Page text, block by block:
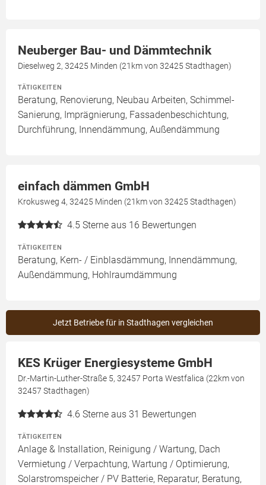
Neuberger Bau- und Dämmtechnik
Dieselweg 2, 32425 Minden (21km von 32425 Stadthagen)
TÄTIGKEITEN
Beratung, Renovierung, Neubau Arbeiten, Schimmel-
Sanierung, Imprägnierung, Fassadenbeschichtung,
Durchführung, Innendämmung, Außendämmung
einfach dämmen GmbH
Krokusweg 4, 32425 Minden (21km von 32425 Stadthagen)
4.5 Sterne aus 16 Bewertungen
TÄTIGKEITEN
Beratung, Kern- / Einblasdämmung, Innendämmung,
Außendämmung, Hohlraumdämmung
Jetzt Betriebe für in Stadthagen vergleichen
KES Krüger Energiesysteme GmbH
Dr.-Martin-Luther-Straße 5, 32457 Porta Westfalica (22km von
32457 Stadthagen)
4.6 Sterne aus 31 Bewertungen
TÄTIGKEITEN
Anlage & Installation, Reinigung / Wartung, Dach
Vermietung / Verpachtung, Wartung / Optimierung,
Solarstromspeicher / PV Batterie, Reparatur, Beratung,